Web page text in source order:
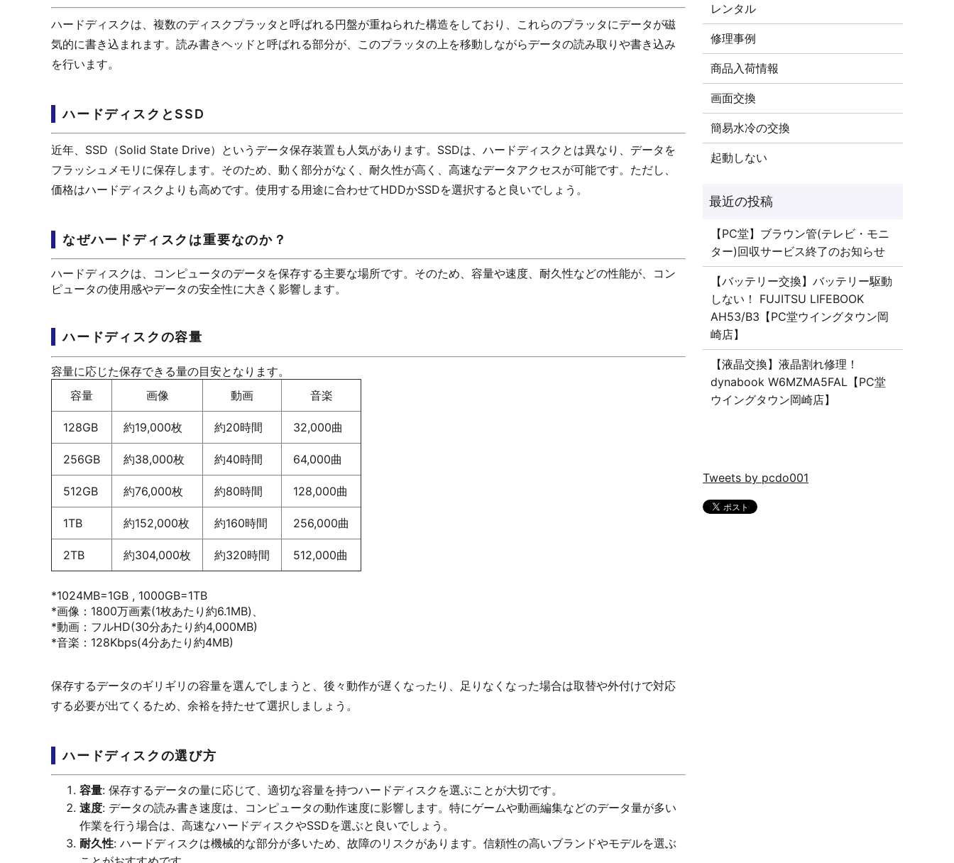
ハードディスクは、複数のディスクプラッタと呼ばれる円盤が重ねられた構造をしており、これらのプラッタにデータが磁
気的に書き込まれます。読み書きヘッドと呼ばれる部分が、このプラッタの上を移動しながらデータの読み取りや書き込み
を行います。
ハードディスクとSSD
近年、SSD（Solid State Drive）というデータ保存装置も人気があります。SSDは、ハードディスクとは異なり、データを
フラッシュメモリに保存します。そのため、動く部分がなく、耐久性が高く、高速なデータアクセスが可能です。ただし、
価格はハードディスクよりも高めです。使用する用途に合わせてHDDかSSDを選択すると良いでしょう。
なぜハードディスクは重要なのか？
ハードディスクは、コンピュータのデータを保存する主要な場所です。そのため、容量や速度、耐久性などの性能が、コン
ピュータの使用感やデータの安全性に大きく影響します。
ハードディスクの容量
容量に応じた保存できる量の目安となります。
容量
画像 動画 音楽
128GB 約19,000枚 約20時間 32,000曲
256GB 約38,000枚 約40時間 64,000曲
512GB 約76,000枚 約80時間 128,000曲
1TB 約152,000枚 約160時間 256,000曲
2TB 約304,000枚 約320時間 512,000曲
*1024MB=1GB , 1000GB=1TB
*画像：1800万画素(1枚あたり約6.1MB)、
*動画：フルHD(30分あたり約4,000MB)
*音楽：128Kbps(4分あたり約4MB)
保存するデータのギリギリの容量を選んでしまうと、後々動作が遅くなったり、足りなくなった場合は取替や外付けで対応
する必要が出てくるため、余裕を持たせて選択しましょう。
ハードディスクの選び方
容量: 保存するデータの量に応じて、適切な容量を持つハードディスクを選ぶことが大切です。
速度: データの読み書き速度は、コンピュータの動作速度に影響します。特にゲームや動画編集などのデータ量が多い
作業を行う場合は、高速なハードディスクやSSDを選ぶと良いでしょう。
耐久性: ハードディスクは機械的な部分が多いため、故障のリスクがあります。信頼性の高いブランドやモデルを選ぶ
レンタル
修理事例
商品入荷情報
画面交換
簡易水冷の交換
起動しない
【PC堂】ブラウン管(テレビ・モニ
ター)回収サービス終了のお知らせ
【バッテリー交換】バッテリー駆動
しない！ FUJITSU LIFEBOOK
AH53/B3【PC堂ウイングタウン岡
崎店】
【液晶交換】液晶割れ修理！
dynabook W6MZMA5FAL【PC堂
ウイングタウン岡崎店】
Tweets by pcdo001